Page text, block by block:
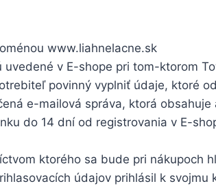
www.liahnelacne.sk
v E-shope pri tom-ktorom
povinný vyplniť údaje, ktoré
e-mailová správa, ktorá
do 14 dní od registrovania v E-
ktorého sa bude pri nákupoch
údajov prihlásil k svojmu